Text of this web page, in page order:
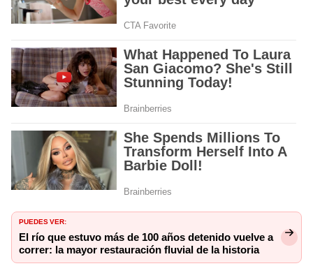
PUEDES VER:
El río que estuvo más de 100 años detenido vuelve a
correr: la mayor restauración fluvial de la historia